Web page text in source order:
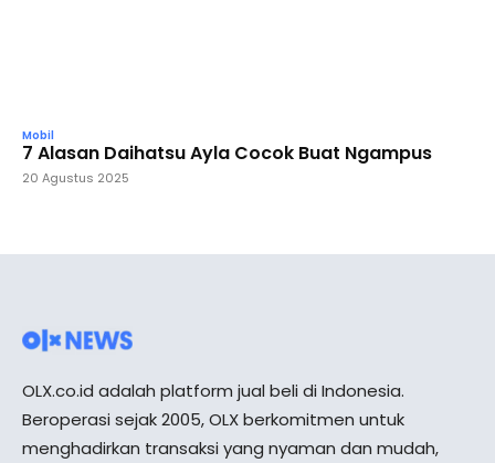
Mobil
7 Alasan Daihatsu Ayla Cocok Buat Ngampus
20 Agustus 2025
OLX.co.id adalah platform jual beli di Indonesia.
Beroperasi sejak 2005, OLX berkomitmen untuk
menghadirkan transaksi yang nyaman dan mudah,